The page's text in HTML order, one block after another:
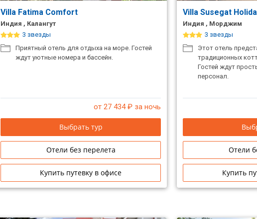
Villa Fatima Comfort
Индия , Калангут
3 звезды
Приятный отель для отдыха на море. Гостей
ждут уютные номера и бассейн.
от 27 434₽ за ночь
Выбрать тур
Отели без перелета
Купить путевку в офисе
Villa Susegat
Индия , Морджим
3 звезды
Этот отель
традиционных
Гостей ждут
персонал.
Отели
Купить